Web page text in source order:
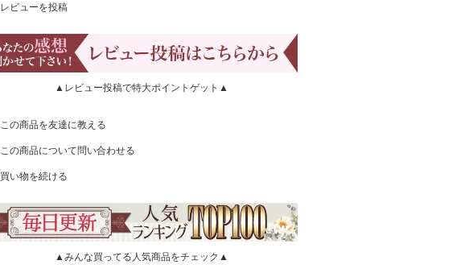
レビューを投稿
▲レビュー投稿で特大ポイントゲット▲
この商品を友達に教える
この商品について問い合わせる
買い物を続ける
▲みんな買ってる人気商品をチェック▲